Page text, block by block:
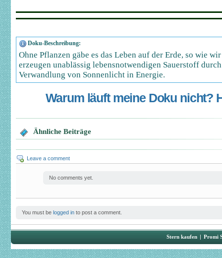
Doku-Beschreibung:
Ohne Pflanzen gäbe es das Leben auf der Erde, so wie
erzeugen unablässig lebensnotwendigen Sauerstoff
Verwandlung von Sonnenlicht in Energie.
Warum läuft meine Doku nicht?
Ähnliche Beiträge
Leave a comment
No comments yet.
You must be logged in to post a comment.
Stern kaufen | Promi